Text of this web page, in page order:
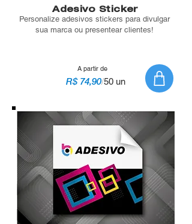
Adesivo Sticker
Personalize adesivos stickers para divulgar
sua marca ou presentear clientes!
A partir de
R$ 74,90/50 un